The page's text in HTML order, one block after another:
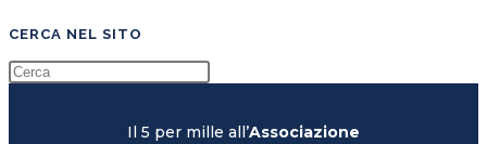
CERCA NEL SITO
Il 5 per mille all’Associazione